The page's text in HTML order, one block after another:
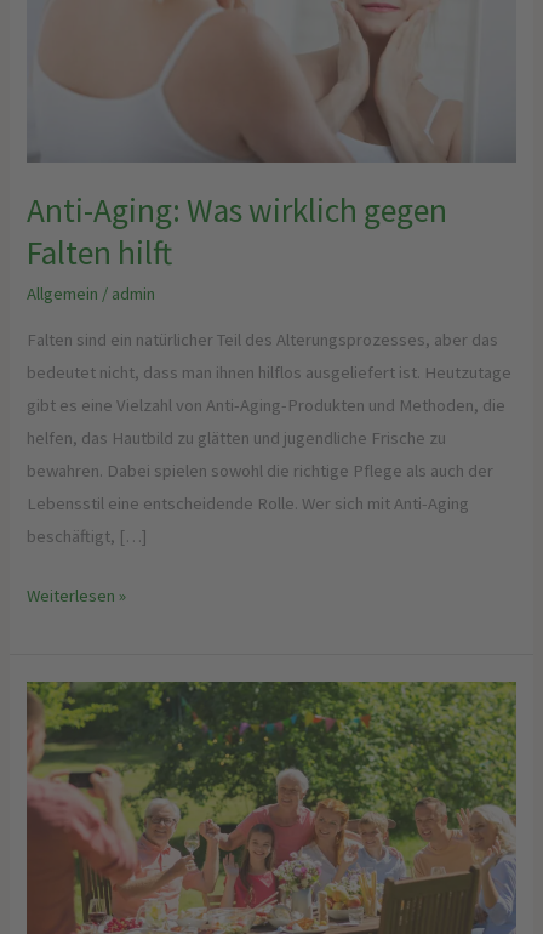
Anti-Aging: Was wirklich gegen
Falten hilft
Allgemein / admin
Falten sind ein natürlicher Teil des Alterungsprozesses, aber das
bedeutet nicht, dass man ihnen hilflos ausgeliefert ist. Heutzutage
gibt es eine Vielzahl von Anti-Aging-Produkten und Methoden, die
helfen, das Hautbild zu glätten und jugendliche Frische zu
bewahren. Dabei spielen sowohl die richtige Pflege als auch der
Lebensstil eine entscheidende Rolle. Wer sich mit Anti-Aging
beschäftigt, […]
Weiterlesen »
Kreative
Ideen
für
Gartenpartys